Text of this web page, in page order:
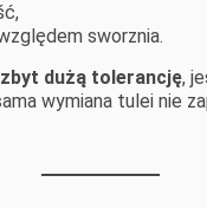
sworznia.
zbyt dużą tolerancję,
wymiana tulei nie